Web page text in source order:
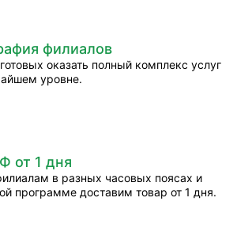
филиалов
оказать полный комплекс услуг
уровне.
от 1 дня
в разных часовых поясах и
программе доставим товар от 1 дня.